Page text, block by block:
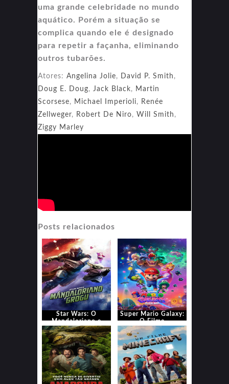
uma grande celebridade no mundo
aquático. Porém a situação se
complica quando ele é designado
para repetir a façanha, eliminando
outros tubarões.
Atores: Angelina Jolie, David P. Smith ,
Doug E. Doug, Jack Black, Martin
Scorsese, Michael Imperioli, Renée
Zellweger, Robert De Niro, Will Smith ,
Ziggy Marley
Posts relacionados
Star Wars: O
Mandaloriano e
Grogu
Super Mario Galaxy:
O Filme